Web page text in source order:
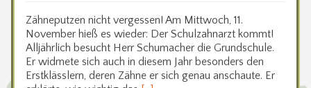
Zähneputzen nicht vergessen! Am Mittwoch, 11.
November hieß es wieder: Der Schulzahnarzt kommt!
Alljährlich besucht Herr Schumacher die Grundschule.
Er widmete sich auch in diesem Jahr besonders den
Erstklässlern, deren Zähne er sich genau anschaute. Er